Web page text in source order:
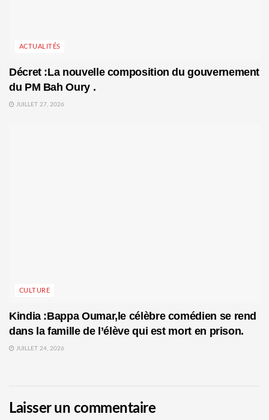
ACTUALITÉS
Décret :La nouvelle composition du gouvernement
du PM Bah Oury .
JUILLET 27, 2026
CULTURE
Kindia :Bappa Oumar,le célèbre comédien se rend
dans la famille de l’élève qui est mort en prison.
JUILLET 24, 2026
Laisser un commentaire